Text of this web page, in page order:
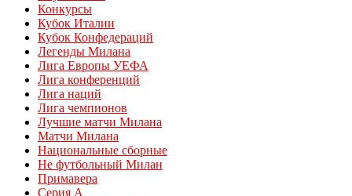
Конкурсы
Кубок Италии
Кубок Конфедераций
Легенды Милана
Лига Европы УЕФА
Лига конференций
Лига наций
Лига чемпионов
Лучшие матчи Милана
Матчи Милана
Национальные сборные
Не футбольный Милан
Примавера
Серия А